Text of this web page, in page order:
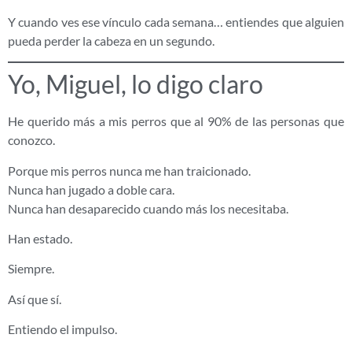
Y cuando ves ese vínculo cada semana… entiendes que alguien
pueda perder la cabeza en un segundo.
Yo, Miguel, lo digo claro
He querido más a mis perros que al 90% de las personas que
conozco.
Porque mis perros nunca me han traicionado.
Nunca han jugado a doble cara.
Nunca han desaparecido cuando más los necesitaba.
Han estado.
Siempre.
Así que sí.
Entiendo el impulso.